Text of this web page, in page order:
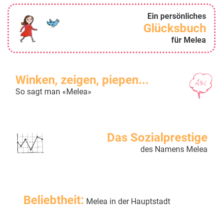
Ein persönliches
Glücksbuch
für Melea
Winken, zeigen, piepen...
So sagt man «Melea»
Das Sozialprestige
des Namens Melea
Beliebtheit: Melea in der Hauptstadt